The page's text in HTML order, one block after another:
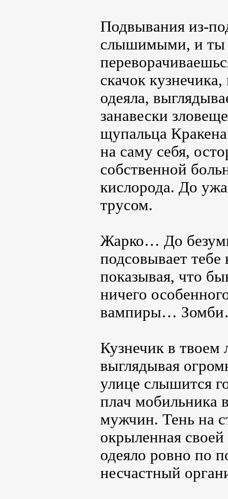
Подвывания из-
слышимыми, и ты
скачок
одеяла,
занавески
щупальца
на саму себя,
собственной
кислорода. До
трусом.
Жарко… До
подсовывает
показывая, что
ничего
вампиры…
Кузнечик в твоем
выглядывая
улице слышится
плач мобильника
мужчин. Тень на
окрыленная
одеяло ровно по
несчастный